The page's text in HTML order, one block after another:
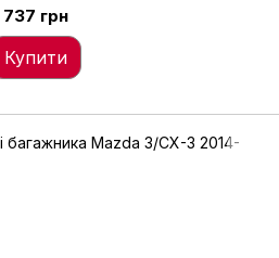
737 грн
Купити